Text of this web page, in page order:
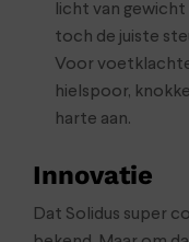
licht van
toch de juiste
Voor
hielspoor,
harte aan.
Innovatie
Dat Solidus super